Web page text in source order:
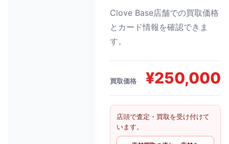
Clove Base店舗での買取価格
とカード情報を確認できま
す。
買取価格 ¥250,000
店頭で査定・買取を受け付けて
います。